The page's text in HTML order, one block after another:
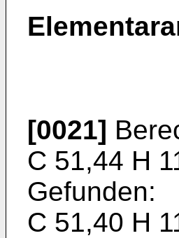
[0021]
C 51,44 H
Gefunden:
C 51,40 H